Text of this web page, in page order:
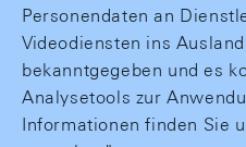
Personendaten an
Videodiensten ins
bekanntgegeben und es
Analysetools zur
Informationen finden Sie